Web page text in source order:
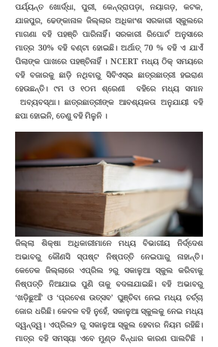
ପର୍ଯ୍ୟନ୍ତ ଖୋର୍ଦ୍ଧା,ପୁରୀ, କେନ୍ଦ୍ରାପଡ଼ା,ନୟାଗଡ଼, କଟକ,
ଯାଜପୁର,ଢେଙ୍କାନାଳଜିଲ୍ଲାର ଅଧିକାଂଶ ସରକାରୀ ସ୍କୁଲରେ
ମାଗଣା ବହି ପହଞ୍ଚି ପାରିନାହିଁ। ସରକାରୀ ରିପୋର୍ଟ ଅନୁସାରେ
ମାତ୍ର 30% ବହି ବଣ୍ଟା ହୋଇଛି। ଅର୍ଥାତ୍ 70 % ବହି ଏ ଯାଏଁ
ପିଲାଙ୍କ ପାଖରେ ପହଞ୍ଚିନାହିଁ । NCERT ମଧ୍ୟ ଠିକ୍ ସମୟରେ
ବହି ବଜାରକୁ ଛାଡ଼ି ନଥିବାରୁ ସିବିଏସ୍‌ଇ ଛାତ୍ରଛାତ୍ରୀ ହଇରାଣ
ହେଉଛନ୍ତି। ୯ମ ଓ ୧୦ମ ଶ୍ରେଣୀ ବହିରେ ମଧ୍ୟ ସମାନ
ଅବ୍ୟବସ୍ଥା ।ଛାତ୍ରଛାତ୍ରୀଙ୍କ ଆବଶ୍ୟକତା ଅନୁଯାୟୀ ବହି
ଛପା ହୋଇନି, ତେଣୁ ବହି ମିଳୁନି ।
ଜିଲ୍ଲା ଶିକ୍ଷା ଅଧିକାରୀମାନେ ମଧ୍ୟ ବିଭାଗୀୟ ନିର୍ଦ୍ଦେଶ
ଅଭାବରୁ କୌଣସି ସ୍ପଷ୍ଟ ନିଷ୍ପତ୍ତି ନେଇପାରୁ ନାହାନ୍ତି।
କେତେକ ଜିଲ୍ଲାରେ ଏପ୍ରିଲ ୨ରୁ ସକାଳୁଆ ସ୍କୁଲ କରିବାକୁ
ନିଷ୍ପତ୍ତି ନିଆଯାଇ ପୁଣି ତାକୁ ବଦଳାଯାଇଛି। ବହି ଅଭାବରୁ
‘ଖଡ଼ିଛୁଆଁ’ ଓ ‘ପ୍ରବେଶ ଉତ୍ସବ’ ଘୁଞ୍ଚିବା ନେଇ ମଧ୍ୟ ଚର୍ଚ୍ଚା
ଜୋର ଧରିଛି। କେବଳ ବହି ନୁହେଁ, ସକାଳୁଆ ସ୍କୁଲକୁ ନେଇ ମଧ୍ୟ
ଦ୍ୱନ୍ଦ୍ୱ। ଏପ୍ରିଲ୨ ରୁ ସକାଳୁଆ ସ୍କୁଲ ହେବାର ନିୟମ ରହିଛି।
ମାତ୍ର ବହି ସମସ୍ୟା ଏବେ ମୁଣ୍ଡ ବିନ୍ଧାର କାରଣ ପାଲଟିଛି
।